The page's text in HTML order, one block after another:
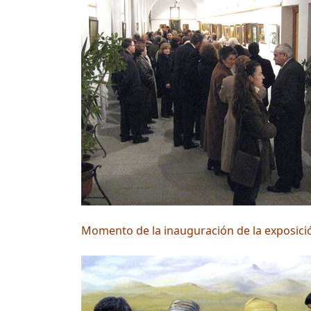
Momento de la inauguración de la